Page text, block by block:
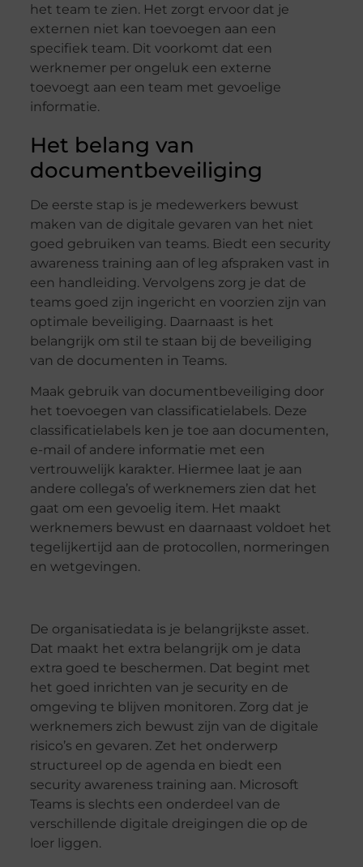
het team te zien. Het zorgt ervoor dat je
externen niet kan toevoegen aan een
specifiek team. Dit voorkomt dat een
werknemer per ongeluk een externe
toevoegt aan een team met gevoelige
informatie.
Het belang van
documentbeveiliging
De eerste stap is je medewerkers bewust
maken van de digitale gevaren van het niet
goed gebruiken van teams. Biedt een security
awareness training aan of leg afspraken vast in
een handleiding. Vervolgens zorg je dat de
teams goed zijn ingericht en voorzien zijn van
optimale beveiliging. Daarnaast is het
belangrijk om stil te staan bij de beveiliging
van de documenten in Teams.
Maak gebruik van documentbeveiliging door
het toevoegen van classificatielabels. Deze
classificatielabels ken je toe aan documenten,
e-mail of andere informatie met een
vertrouwelijk karakter. Hiermee laat je aan
andere collega’s of werknemers zien dat het
gaat om een gevoelig item. Het maakt
werknemers bewust en daarnaast voldoet het
tegelijkertijd aan de protocollen, normeringen
en wetgevingen.
De organisatiedata is je belangrijkste asset.
Dat maakt het extra belangrijk om je data
extra goed te beschermen. Dat begint met
het goed inrichten van je security en de
omgeving te blijven monitoren. Zorg dat je
werknemers zich bewust zijn van de digitale
risico’s en gevaren. Zet het onderwerp
structureel op de agenda en biedt een
security awareness training aan. Microsoft
Teams is slechts een onderdeel van de
verschillende digitale dreigingen die op de
loer liggen.